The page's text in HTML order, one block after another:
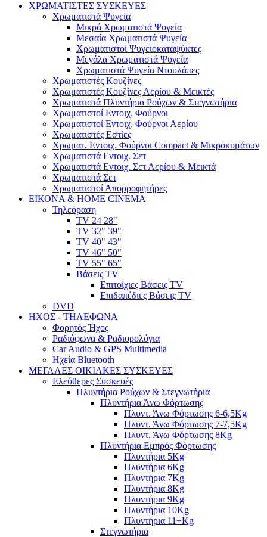
ΧΡΩΜΑΤΙΣΤΕΣ ΣΥΣΚΕΥΕΣ
Χρωματιστά Ψυγεία
Μικρά Χρωματιστά Ψυγεία
Μεσαία Χρωματιστά Ψυγεία
Χρωματιστοί Ψυγειοκαταψύκτες
Μεγάλα Χρωματιστά Ψυγεία
Χρωματιστά Ψυγεία Ντουλάπες
Χρωματιστές Κουζίνες
Χρωματιστές Κουζίνες Αερίου & Μεικτές
Χρωματιστά Πλυντήρια Ρούχων & Στεγνωτήρια
Χρωματιστοί Εντοιχ. Φούρνοι
Χρωματιστοί Εντοιχ. Φούρνοι Αερίου
Χρωματιστές Εστίες
Χρωματ. Εντοιχ. Φούρνοι Compact & Μικροκυμάτων
Χρωματιστά Εντοιχ. Σετ
Χρωματιστά Εντοιχ. Σετ Αερίου & Μεικτά
Χρωματιστά Σετ
Χρωματιστοί Απορροφητήρες
ΕΙΚΟΝΑ & HOME CINEMA
Τηλεόραση
TV 24 28"
TV 32" 39"
TV 40" 43"
TV 46" 50"
TV 55" 65"
Βάσεις TV
Επιτοίχιες Βάσεις TV
Επιδαπέδιες Βάσεις TV
DVD
ΗΧΟΣ - ΤΗΛΕΦΩΝΑ
Φορητός Ήχος
Ραδιόφωνα & Ραδιορολόγια
Car Audio & GPS Multimedia
Ηχεία Bluetooth
ΜΕΓΑΛΕΣ ΟΙΚΙΑΚΕΣ ΣΥΣΚΕΥΕΣ
Ελεύθερες Συσκευές
Πλυντήρια Ρούχων & Στεγνωτήρια
Πλυντήρια Άνω Φόρτωσης
Πλυντ. Άνω Φόρτωσης 6-6,5Kg
Πλυντ. Άνω Φόρτωσης 7-7,5Kg
Πλυντ. Άνω Φόρτωσης 8Kg
Πλυντήρια Εμπρός Φόρτωσης
Πλυντήρια 5Kg
Πλυντήρια 6Kg
Πλυντήρια 7Kg
Πλυντήρια 8Kg
Πλυντήρια 9Kg
Πλυντήρια 10Kg
Πλυντήρια 11+Kg
Στεγνωτήρια